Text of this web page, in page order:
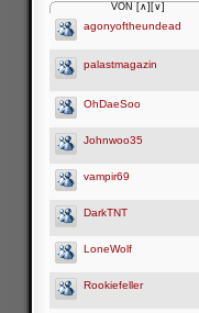
VON [∧] [∨]
agonyoftheundead
palastmagazin
OhDaeSoo
Johnwoo35
vampir69
DarkTNT
LoneWolf
Rookiefeller